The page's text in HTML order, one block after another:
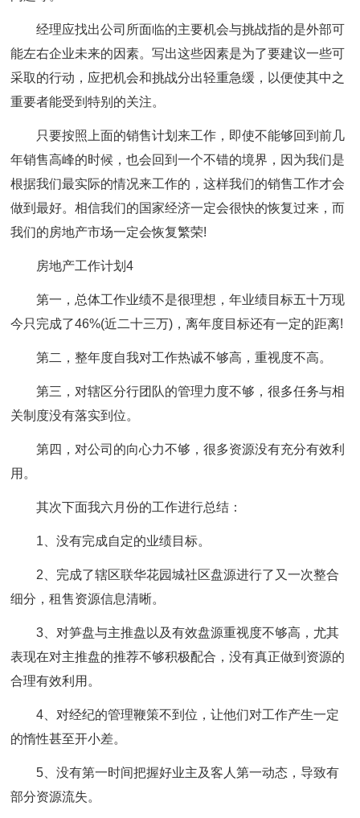
经理应找出公司所面临的主要机会与挑战指的是外部可
能左右企业未来的因素。写出这些因素是为了要建议一些可
采取的行动，应把机会和挑战分出轻重急缓，以便使其中之
重要者能受到特别的关注。
只要按照上面的销售计划来工作，即使不能够回到前几
年销售高峰的时候，也会回到一个不错的境界，因为我们是
根据我们最实际的情况来工作的，这样我们的销售工作才会
做到最好。相信我们的国家经济一定会很快的恢复过来，而
我们的房地产市场一定会恢复繁荣!
房地产工作计划4
第一，总体工作业绩不是很理想，年业绩目标五十万现
今只完成了46%(近二十三万)，离年度目标还有一定的距离!
第二，整年度自我对工作热诚不够高，重视度不高。
第三，对辖区分行团队的管理力度不够，很多任务与相
关制度没有落实到位。
第四，对公司的向心力不够，很多资源没有充分有效利
用。
其次下面我六月份的工作进行总结：
1、没有完成自定的业绩目标。
2、完成了辖区联华花园城社区盘源进行了又一次整合
细分，租售资源信息清晰。
3、对笋盘与主推盘以及有效盘源重视度不够高，尤其
表现在对主推盘的推荐不够积极配合，没有真正做到资源的
合理有效利用。
4、对经纪的管理鞭策不到位，让他们对工作产生一定
的惰性甚至开小差。
5、没有第一时间把握好业主及客人第一动态，导致有
部分资源流失。